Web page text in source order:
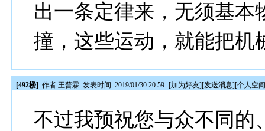
出一条定律来，无须基本
撞，这些运动，就能把机
[492楼] 作者:王普霖 发表时间: 2019/01/30 20:59 [加为好友][发送消息][个人空
不过我预祝您与众不同的